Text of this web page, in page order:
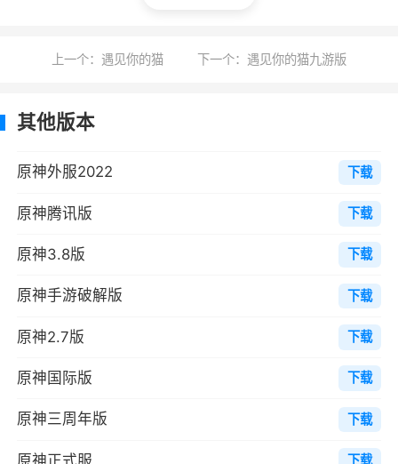
水↔火：触发蒸发，加成伤害
雷↔火：触发超载，造成额外的火系爆炸伤
害，爆炸具有击飞效果
雷↔水：触发感电，使雷电伤害在敌人间进
行传导
雷↔冰：触发超导，造成冰属性伤害的同时
水↔冰：触发冻结，冻住敌人使其短时间内
不能行动
风↔水/火/冰/雷：触发扩散，造成一次对应
元素的aoe伤害
上一个：遇见你的猫 下一个：遇见你的猫九游版
其他版本
原神外服2022 下载
原神腾讯版 下载
原神3.8版 下载
原神手游破解版 下载
原神2.7版 下载
原神国际版 下载
原神三周年版 下载
原神正式服 下载